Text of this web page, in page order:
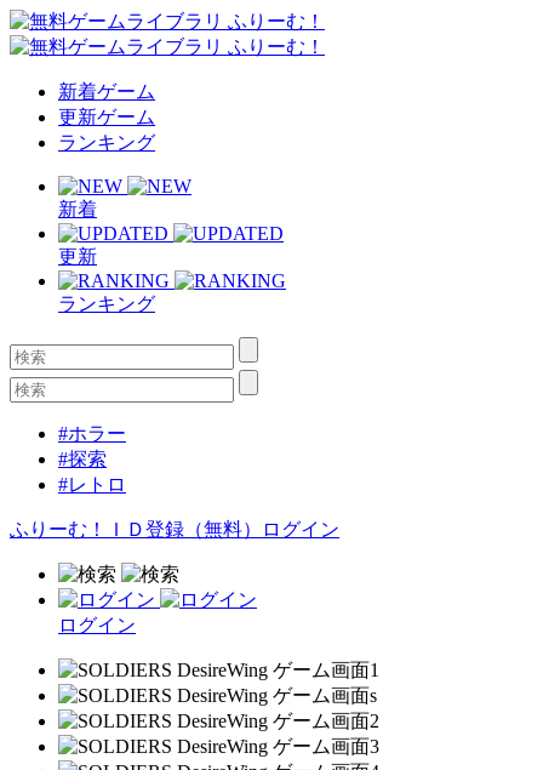
新着ゲーム
更新ゲーム
ランキング
新着
更新
ランキング
#ホラー
#探索
#レトロ
ふりーむ！ＩＤ登録（無料） ログイン
ログイン